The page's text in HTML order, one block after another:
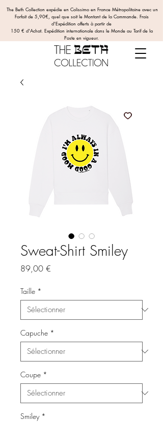
The Beth Collection expédie en Colissimo en France Métropolitaine avec un
Forfait de 5,90€, quel que soit le Montant de la Commande. Frais
d'Expédition offerts à partir de
150 € d'Achat. Expédition internationale dans le Monde au Tarif de la
Poste en vigueur.
Sweat-Shirt Smiley
89,00 €
Taille *
Capuche *
Coupe *
Smiley *